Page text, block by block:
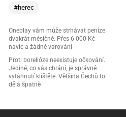
#herec
Oneplay vám může strhávat peníze
dvakrát měsíčně. Přes 6 000 Kč
navíc a žádné varování
Proti borelióze neexistuje očkování.
Jediné, co vás chrání, je správné
vytáhnutí klíštěte. Většina Čechů to
dělá špatně